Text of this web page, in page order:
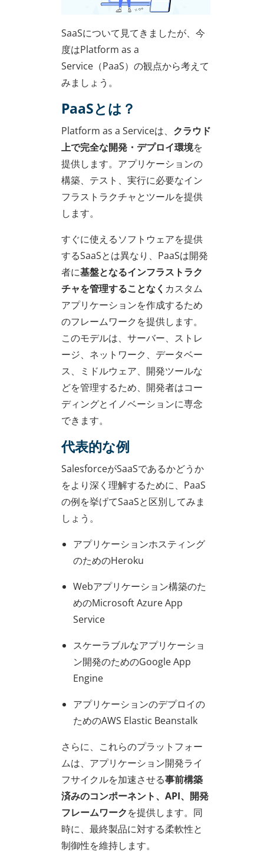
SaaSについて見てきましたが、今
度はPlatform as a
Service（PaaS）の観点から考えて
みましょう。
PaaSとは？
Platform as a Serviceは、 クラウド
上で完全な開発・デプロイ環境を
提供します。アプリケーションの
構築、テスト、実行に必要なイン
フラストラクチャとツールを提供
します。
すぐに使えるソフトウェアを提供
するSaaSとは異なり、PaaSは開発
者に基盤となるインフラストラク
チャを管理することなく カスタム
アプリケーションを作成するため
のフレームワークを提供します。
このモデルは、サーバー、ストレ
ージ、ネットワーク、データベー
ス、ミドルウェア、開発ツールな
どを管理するため、開発者はコー
ディングとイノベーションに専念
できます。
代表的な例
SalesforceがSaaSであるかどうか
をより深く理解するために、PaaS
の例を挙げてSaaSと区別してみま
しょう。
アプリケーションホスティング
のためのHeroku
Webアプリケーション構築のた
めのMicrosoft Azure App
Service
スケーラブルなアプリケーショ
ン開発のためのGoogle App
Engine
アプリケーションのデプロイの
ためのAWS Elastic Beanstalk
さらに、これらのプラットフォー
ムは、アプリケーション開発ライ
フサイクルを加速させる事前構築
済みのコンポーネント、API、開発
フレームワークを提供します。同
時に、最終製品に対する柔軟性と
制御性を維持します。